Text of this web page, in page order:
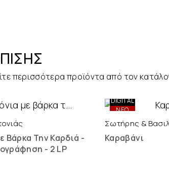
περισσότερα προϊόντα από τον
Βάρκα Την Καρδιά -
- 2 LP
ΝΕΟ
DIGITAL
Σωτήρης &
Καραβάνι